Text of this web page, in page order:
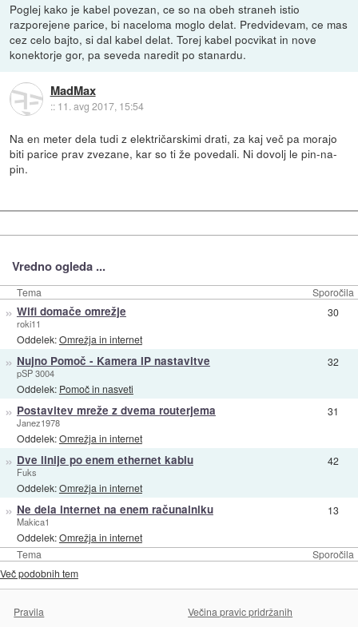
Poglej kako je kabel povezan, ce so na obeh straneh istio
razporejene parice, bi naceloma moglo delat. Predvidevam, ce mas
cez celo bajto, si dal kabel delat. Torej kabel pocvikat in nove
konektorje gor, pa seveda naredit po stanardu.
MadMax
:: 11. avg 2017, 15:54
Na en meter dela tudi z električarskimi drati, za kaj več pa morajo
biti parice prav zvezane, kar so ti že povedali. Ni dovolj le pin-na-
pin.
Vredno ogleda ...
Tema Sporočila
Tema Sporočila
» Wifi domače omrežje
roki11
Oddelek:Omrežja in internet
30
» Nujno Pomoč - Kamera IP nastavitve
pSP 3004
Oddelek: Pomoč in nasveti
32
» Postavitev mreže z dvema routerjema
Janez1978
Oddelek:Omrežja in internet
31
» Dve linije po enem ethernet kablu
Fuks
Oddelek:Omrežja in internet
42
» Ne dela internet na enem računalniku
Makica1
Oddelek:Omrežja in internet
13
Več podobnih tem
Pravila Večina pravic pridržanih